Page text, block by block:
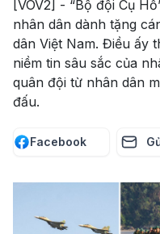
[VOV2] - “Bộ đội Cụ
nhân dân dành tặng
dân Việt Nam. Điều ấy
niềm tin sâu sắc của
quân đội từ nhân dân
đấu.
Facebook